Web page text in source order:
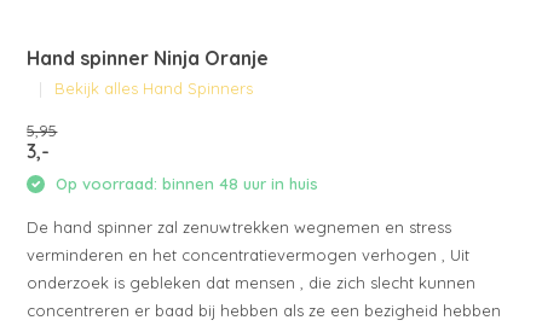
Hand spinner Ninja Oranje
Bekijk alles Hand Spinners
5,95
3,-
Op voorraad: binnen 48 uur in huis
De hand spinner zal zenuwtrekken wegnemen en stress
verminderen en het concentratievermogen verhogen , Uit
onderzoek is gebleken dat mensen , die zich slecht kunnen
concentreren er baad bij hebben als ze een bezigheid hebben